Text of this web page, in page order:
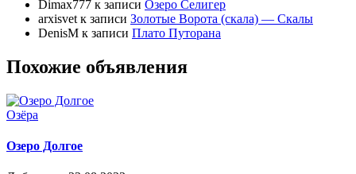
Dimax777 к записи Озеро Селигер
arxisvet к записи Золотые Ворота (скала) — Скалы
DenisM к записи Плато Путорана
Похожие объявления
Озёра
Озеро Долгое